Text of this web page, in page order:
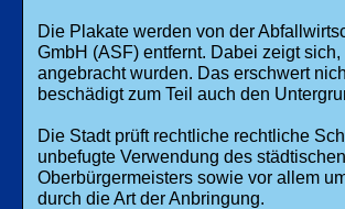
Die Plakate werden von der
GmbH (ASF) entfernt. Dabei zeigt
angebracht wurden. Das erschwert
beschädigt zum Teil auch den
Die Stadt prüft rechtliche rechtliche
unbefugte Verwendung des
Oberbürgermeisters sowie vor allem
durch die Art der Anbringung.